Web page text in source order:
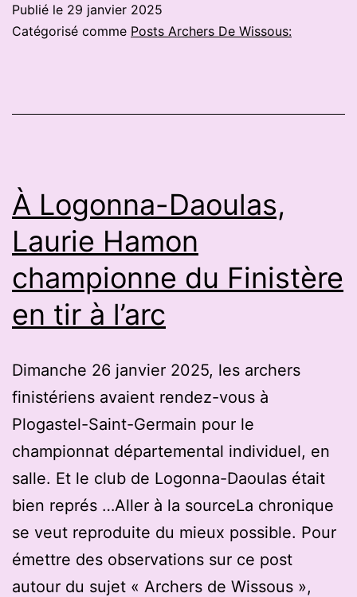
a
Publié le 29 janvier 2025
Catégorisé comme Posts Archers De Wissous:
À Logonna-Daoulas,
Laurie Hamon
championne du Finistère
en tir à l’arc
Dimanche 26 janvier 2025, les archers
finistériens avaient rendez-vous à
Plogastel-Saint-Germain pour le
championnat départemental individuel, en
salle. Et le club de Logonna-Daoulas était
bien représ …Aller à la sourceLa chronique
se veut reproduite du mieux possible. Pour
émettre des observations sur ce post
autour du sujet « Archers de Wissous »,